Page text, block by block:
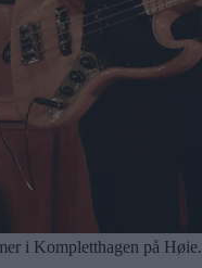
i Kompletthagen på Høie.